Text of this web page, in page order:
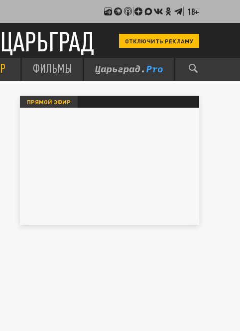
18+
ЦАРЬГРАД ОТКЛЮЧИТЬ РЕКЛАМУ
ФИЛЬМЫ
ПРЯМОЙ ЭФИР